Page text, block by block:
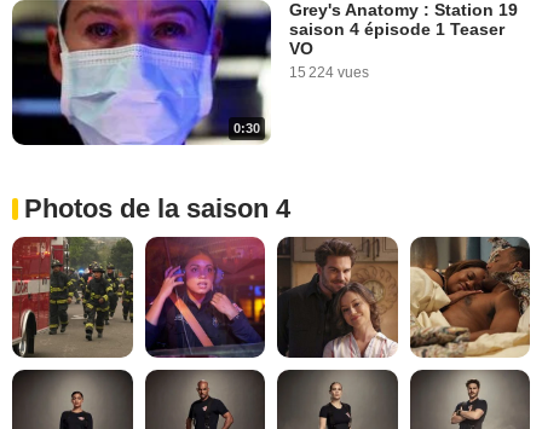
0:30
Grey's Anatomy : Station 19
saison 4 épisode 1 Teaser
VO
15 224 vues
Photos de la saison 4